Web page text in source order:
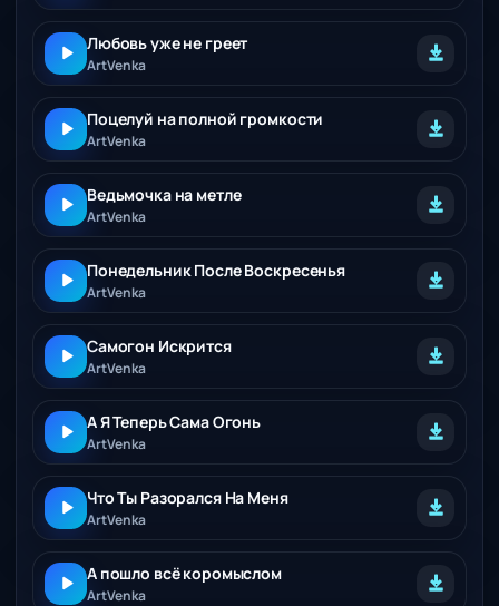
Любовь уже не греет
ArtVenka
Поцелуй на полной громкости
ArtVenka
Ведьмочка на метле
ArtVenka
Понедельник После Воскресенья
ArtVenka
Самогон Искрится
ArtVenka
А Я Теперь Сама Огонь
ArtVenka
Что Ты Разорался На Меня
ArtVenka
А пошло всё коромыслом
ArtVenka